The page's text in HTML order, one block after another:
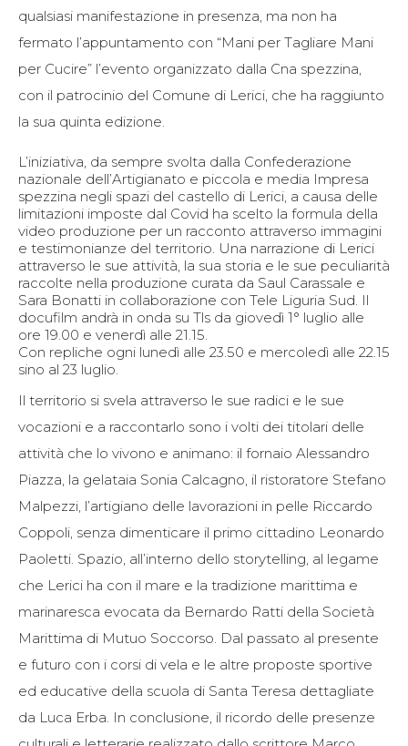
qualsiasi manifestazione in presenza, ma non ha
fermato l’appuntamento con “Mani per Tagliare Mani
per Cucire” l’evento organizzato dalla Cna spezzina,
con il patrocinio del Comune di Lerici, che ha raggiunto
la sua quinta edizione.
L’iniziativa, da sempre svolta dalla Confederazione
nazionale dell’Artigianato e piccola e media Impresa
spezzina negli spazi del castello di Lerici, a causa delle
limitazioni imposte dal Covid ha scelto la formula della
video produzione per un racconto attraverso immagini
e testimonianze del territorio. Una narrazione di Lerici
attraverso le sue attività, la sua storia e le sue peculiarità
raccolte nella produzione curata da Saul Carassale e
Sara Bonatti in collaborazione con Tele Liguria Sud. Il
docufilm andrà in onda su Tls da giovedì 1° luglio alle
ore 19.00 e venerdì alle 21.15.
Con repliche ogni lunedì alle 23.50 e mercoledì alle 22.15
sino al 23 luglio.
Il territorio si svela attraverso le sue radici e le sue
vocazioni e a raccontarlo sono i volti dei titolari delle
attività che lo vivono e animano: il fornaio Alessandro
Piazza, la gelataia Sonia Calcagno, il ristoratore Stefano
Malpezzi, l’artigiano delle lavorazioni in pelle Riccardo
Coppoli, senza dimenticare il primo cittadino Leonardo
Paoletti. Spazio, all’interno dello storytelling, al legame
che Lerici ha con il mare e la tradizione marittima e
marinaresca evocata da Bernardo Ratti della Società
Marittima di Mutuo Soccorso. Dal passato al presente
e futuro con i corsi di vela e le altre proposte sportive
ed educative della scuola di Santa Teresa dettagliate
da Luca Erba. In conclusione, il ricordo delle presenze